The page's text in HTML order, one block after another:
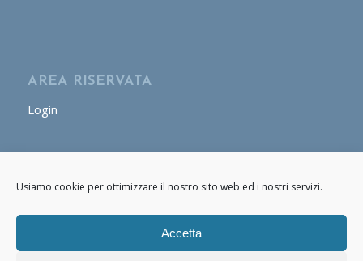
Usiamo cookie per ottimizzare il nostro sito web ed i nostri servizi.
Accetta
AREA RISERVATA
Login